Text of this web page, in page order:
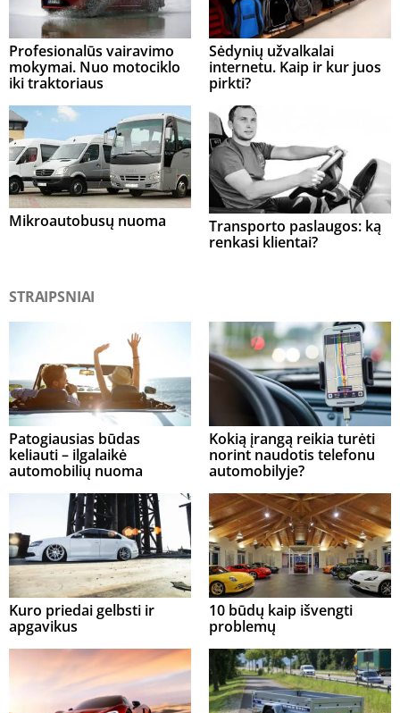
Profesionalūs vairavimo
mokymai. Nuo motociklo
iki traktoriaus
Sėdynių užvalkalai
internetu. Kaip ir kur juos
pirkti?
Mikroautobusų nuoma
Transporto paslaugos: ką
renkasi klientai?
STRAIPSNIAI
Patogiausias būdas
keliauti – ilgalaikė
automobilių nuoma
Kokią įrangą reikia turėti
norint naudotis telefonu
automobilyje?
Kuro priedai gelbsti ir
apgavikus
10 būdų kaip išvengti
problemų